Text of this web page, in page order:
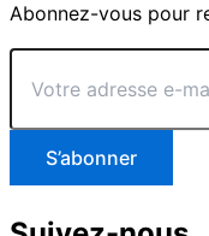
Abonnez-vous pour
Votre
adresse
mail
S’abonner